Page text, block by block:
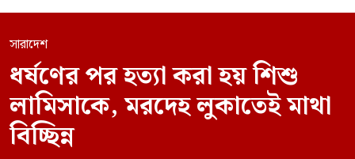
সারাদেশ
ধর্ষণের পর হত্যা করা হয় শিশু
লামিসাকে, মরদেহ লুকাতেই মাথা
বিচ্ছিন্ন